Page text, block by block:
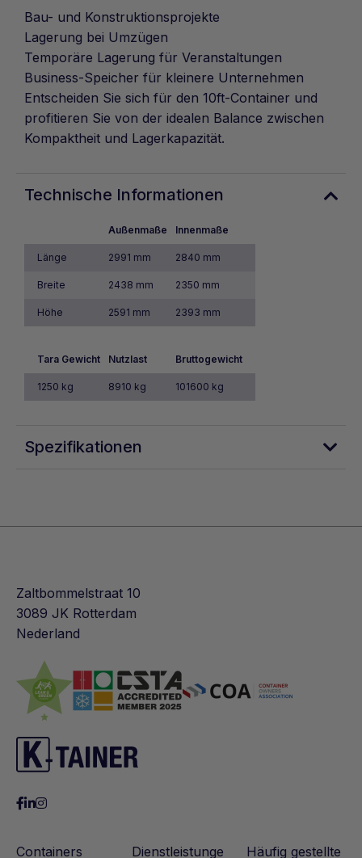
Bau- und Konstruktionsprojekte
Lagerung bei Umzügen
Temporäre Lagerung für Veranstaltungen
Business-Speicher für kleinere Unternehmen
Entscheiden Sie sich für den 10ft-Container und
profitieren Sie von der idealen Balance zwischen
Kompaktheit und Lagerkapazität.
Technische Informationen
Außenmaße Innenmaße
Länge 2991 mm 2840 mm
Breite 2438 mm 2350 mm
Höhe 2591 mm 2393 mm
Tara Gewicht Nutzlast Bruttogewicht
1250 kg 8910 kg 101600 kg
Spezifikationen
Zaltbommelstraat 10
3089 JK Rotterdam
Nederland
Containers Dienstleistunge Häufig gestellte